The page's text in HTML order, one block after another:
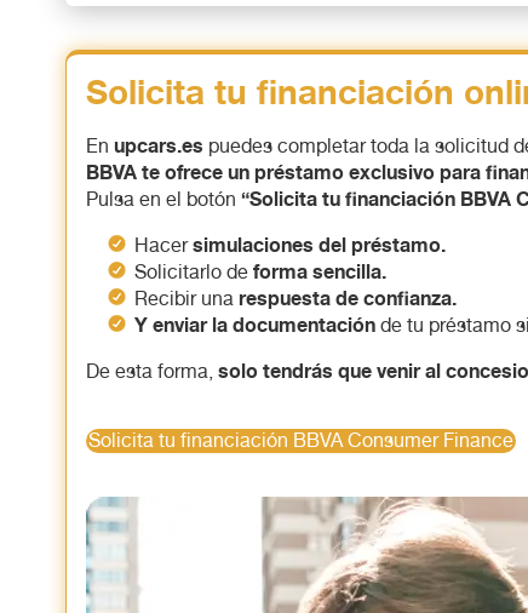
Solicita tu financiación
En upcars.es puedes completar toda la solicitud
BBVA te ofrece un préstamo exclusivo para
Pulsa en el botón “Solicita tu financiación BBVA
Hacersimulaciones del préstamo.
Solicitarlo de forma sencilla.
Recibir una respuesta de confianza.
Y enviar la documentación de tu préstamo
De esta forma, solo tendrás que venir al
Solicita tu financiación BBVA Consumer Finance